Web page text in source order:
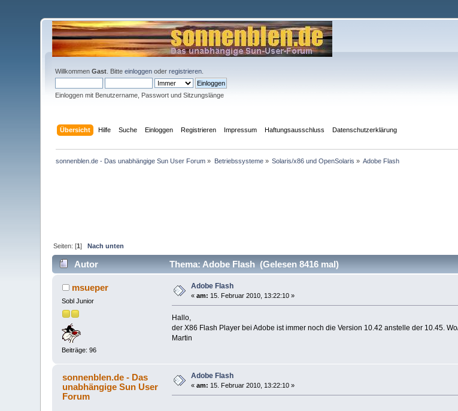
WillkommenGast . Bitteeinloggen oderregistrieren
Einloggen mit Benutzername, Passwort und Sitzungslänge
Übersicht Hilfe Suche Einloggen Registrieren Impressum Haftungsausschluss Datenschutzerklärung
sonnenblen.de - Das unabhängige Sun User Forum » Betriebssysteme» Solaris/x86 und OpenSolaris » Adobe Flash
Seiten: [1]Nach unten
Autor Thema: Adobe Flash (Gelesen 8416 mal)
msueper
Sobl Junior
Beiträge: 96
Adobe Flash
«am: 15. Februar 2010, 13:22:10 »
Hallo,
der X86 Flash Player bei Adobe ist immer noch die Version 10.42 anstelle der 10.45.
Martin
sonnenblen.de - Das
unabhängige Sun User
Forum
Adobe Flash
«am: 15. Februar 2010, 13:22:10 »